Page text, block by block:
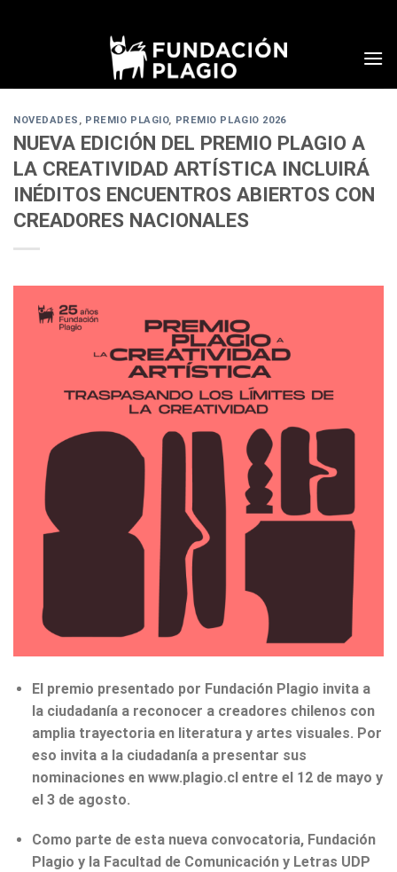
NOVEDADES , PREMIO PLAGIO, PREMIO PLAGIO 2026
NUEVA EDICIÓN DEL PREMIO PLAGIO A
LA CREATIVIDAD ARTÍSTICA INCLUIRÁ
INÉDITOS ENCUENTROS ABIERTOS CON
CREADORES NACIONALES
El premio presentado por Fundación Plagio invita a
la ciudadanía a reconocer a creadores chilenos con
amplia trayectoria en literatura y artes visuales. Por
eso invita a la ciudadanía a presentar sus
nominaciones en www.plagio.cl entre el 12 de mayo y
el 3 de agosto.
Como parte de esta nueva convocatoria, Fundación
Plagio y la Facultad de Comunicación y Letras UDP